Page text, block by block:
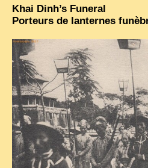
BORDERLANDS
DE THAM
1908, DEFIANCE & REBELLION
1909, BATTLEFRONT
ANNAM
COCHINCHINA
TRIBES & TRADITIONS
LAOS
Khai Dinh’s Funeral
Porteurs de lanternes